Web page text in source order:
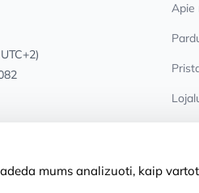
Apie
mums analizuoti, kaip